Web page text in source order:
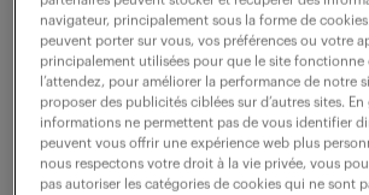
23 février 2026
Rochefort (17)
CDI
25 000 - 30 000 € / an
Dans le cadre de ce rôle, vous
navigateur, principalement sous la forme de
peuvent porter sur vous, vos préférences ou votre
principalement utilisées pour que le site fonctionne
l’attendez, pour améliorer la performance de notre
proposer des publicités ciblées sur d’autres sites. En
informations ne permettent pas de vous identifier
peuvent vous offrir une expérience web plus
nous respectons votre droit à la vie privée, vous
pas autoriser les catégories de cookies qui ne sont